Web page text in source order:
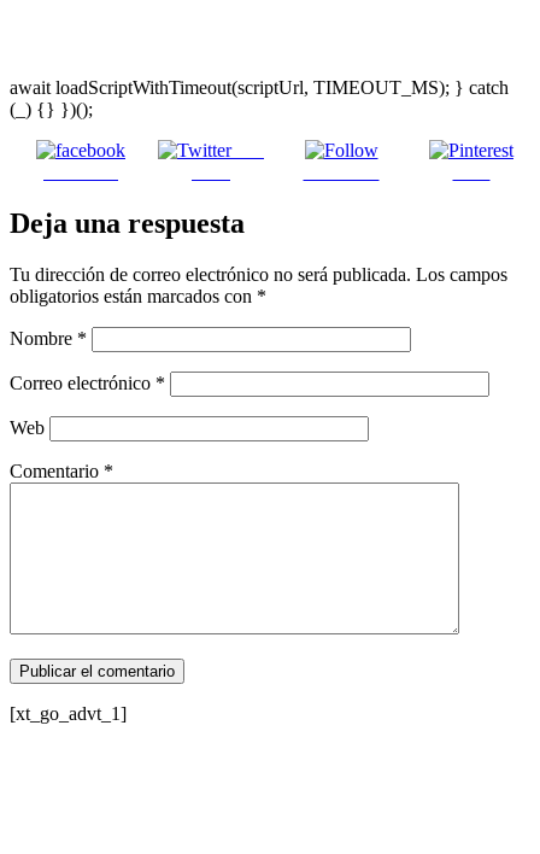
await loadScriptWithTimeout(scriptUrl, TIMEOUT_MS); } catch
(_) {} })();
Post
Deja una respuesta
Tu dirección de correo electrónico no será publicada. Los campos
obligatorios están marcados con *
Nombre *
Correo electrónico *
Web
Comentario *
[xt_go_advt_1]